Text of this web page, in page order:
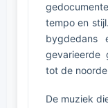
tempo en
bygdedans
gevarieerde
tot de
De muziek